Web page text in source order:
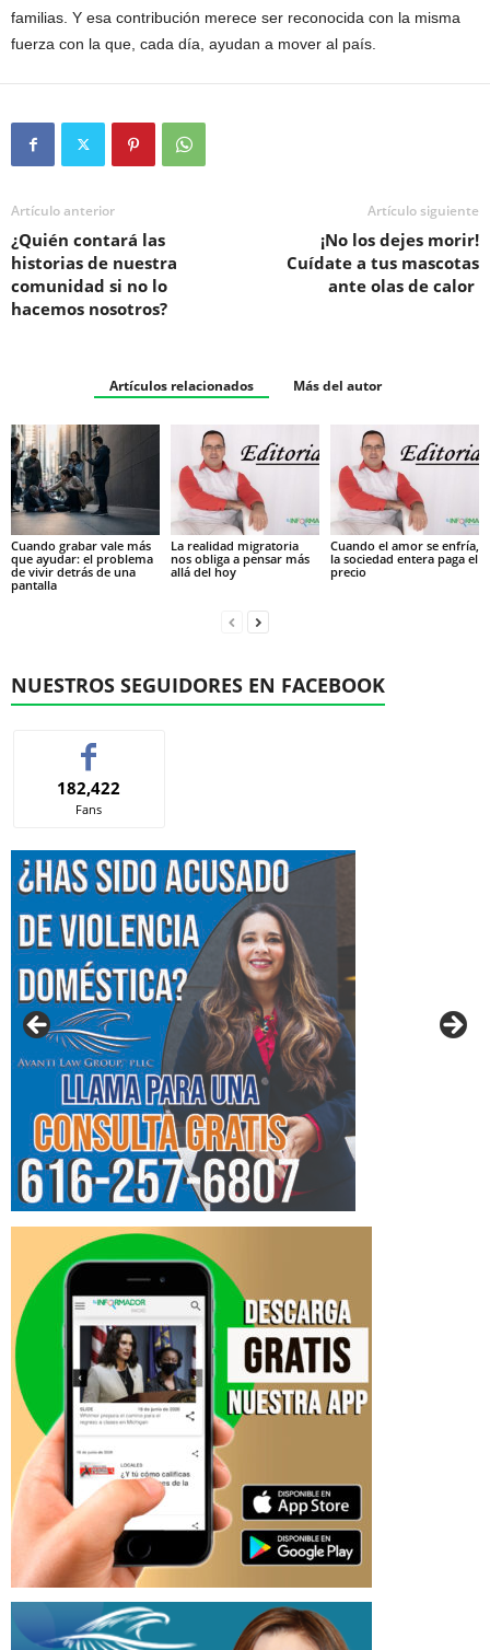
familias. Y esa contribución merece ser reconocida con la misma
fuerza con la que, cada día, ayudan a mover al país.
Artículo anterior
¿Quién contará las
historias de nuestra
comunidad si no lo
hacemos nosotros?
Artículo siguiente
¡No los dejes morir!
Cuídate a tus mascotas
ante olas de calor
Artículos relacionados Más del autor
Cuando grabar vale más
que ayudar: el problema
de vivir detrás de una
pantalla
La realidad migratoria
nos obliga a pensar más
allá del hoy
Cuando el amor se enfría,
la sociedad entera paga el
precio
NUESTROS SEGUIDORES EN FACEBOOK
182,422
Fans